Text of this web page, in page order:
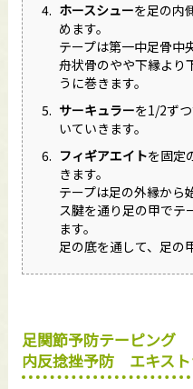
ホースシューを足の内
めます。
テープは第一中足骨中
舟状骨のやや下縁より
うに巻きます。
サーキュラーを1/2ず
いていきます。
フィギアエイトを固定
きます。
テープは足の外縁から
ス腱を通り足の甲でテ
ます。
足の底を通して、足の
足関節予防テーピング
内反捻挫予防 エキスト